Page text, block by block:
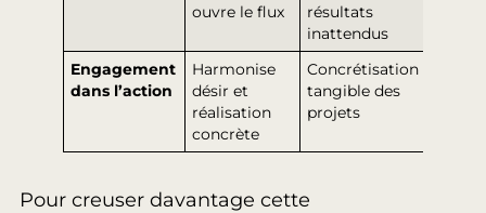
ouvre le flux
résultats
inattendus
Engagement
dans l’action
Harmonise
désir et
réalisation
concrète
Concrétisation
tangible des
projets
Pour creuser davantage cette